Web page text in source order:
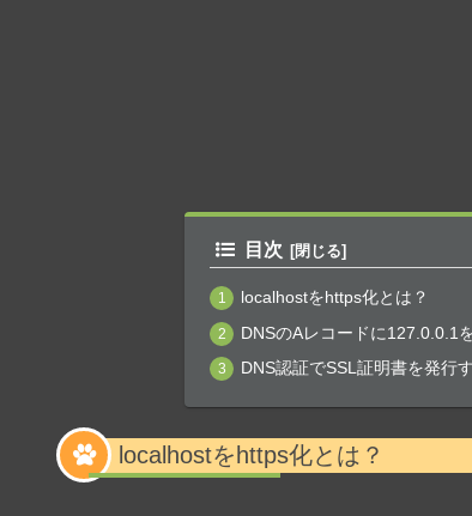
目次
localhostをhttps化とは？
DNSのAレコードに127.0.0.1
DNS認証でSSL証明書を発行
localhostをhttps化とは？